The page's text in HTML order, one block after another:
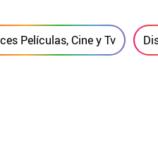
Películas, Cine y Tv